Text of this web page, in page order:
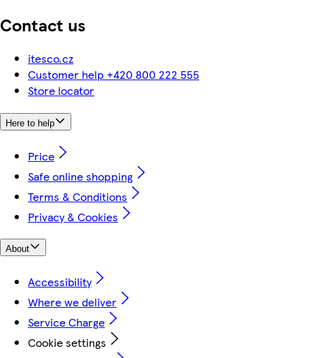
Contact us
itesco.cz
Customer help +420 800 222 555
Store locator
Here to help
Price
Safe online shopping
Terms & Conditions
Privacy & Cookies
About
Accessibility
Where we deliver
Service Charge
Cookie settings